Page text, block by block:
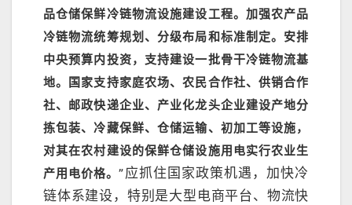
品仓储保鲜冷链物流设施建设工程。 加强农产品
冷链物流统筹规划、分级布局和标准制定。 安排
中央预算内投资，支持建设一批骨干冷链物流基
地。
国家支持家庭农场、农民合作社、供销合作
社、邮政快递企业、产业化龙头企业建设产地分
拣包装、冷藏保鲜、仓储运输、初加工等设施，
对其在农村建设的保鲜仓储设施用电实行农业生
产用电价格。”应抓住国家政策机遇，加快冷
链体系建设，特别是大型电商平台、物流快